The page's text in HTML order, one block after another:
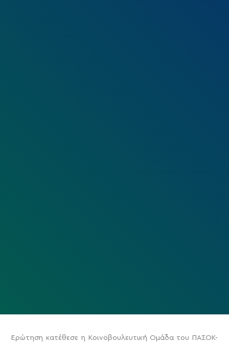
Ερώτηση κατέθεσε η Κοινοβουλευτική Ομάδα του ΠΑΣΟΚ-